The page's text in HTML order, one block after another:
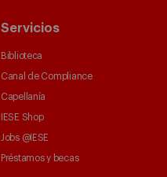
Servicios
Biblioteca
Canal de Compliance
Capellanía
IESE Shop
Jobs @IESE
Préstamos y becas